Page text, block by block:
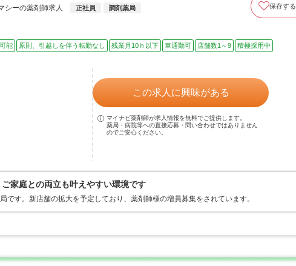
ーの薬剤師求人
正社員 調剤薬局 保存する
能 原則、引越しを伴う転勤なし 残業月10ｈ以下 車通勤可 店舗数1～9
積極採用中
この求人に興味がある
マイナビ薬剤師が求人情報を無料でご提供します。
薬局・病院等への直接応募・問い合わせではありません
のでご安心ください。
家庭との両立も叶えやすい環境です
です。新店舗の拡大を予定しており、薬剤師様の増員募集をされています。